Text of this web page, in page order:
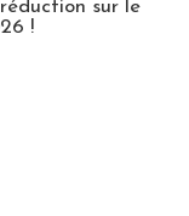
sur le
!